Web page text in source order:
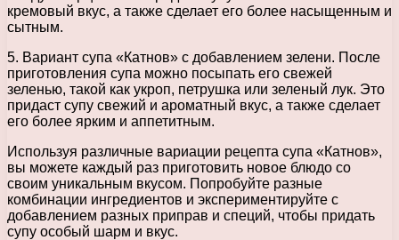
кремовый вкус, а также сделает его более насыщенным и
сытным.
5. Вариант супа «Катнов» с добавлением зелени. После
приготовления супа можно посыпать его свежей
зеленью, такой как укроп, петрушка или зеленый лук. Это
придаст супу свежий и ароматный вкус, а также сделает
его более ярким и аппетитным.
Используя различные вариации рецепта супа «Катнов»,
вы можете каждый раз приготовить новое блюдо со
своим уникальным вкусом. Попробуйте разные
комбинации ингредиентов и экспериментируйте с
добавлением разных приправ и специй, чтобы придать
супу особый шарм и вкус.